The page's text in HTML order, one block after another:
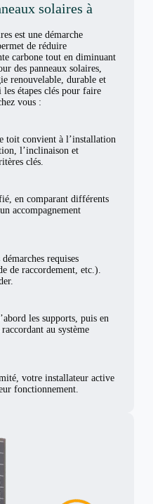
solaires à
est une démarche
de réduire
carbone tout en diminuant
des panneaux solaires,
renouvelable, durable et
étapes clés pour faire
vous :
toit convient à l’installation
l’inclinaison et
clés.
en comparant différents
accompagnement
requises
de raccordement, etc.).
les supports, puis en
au système
votre installateur active
fonctionnement.